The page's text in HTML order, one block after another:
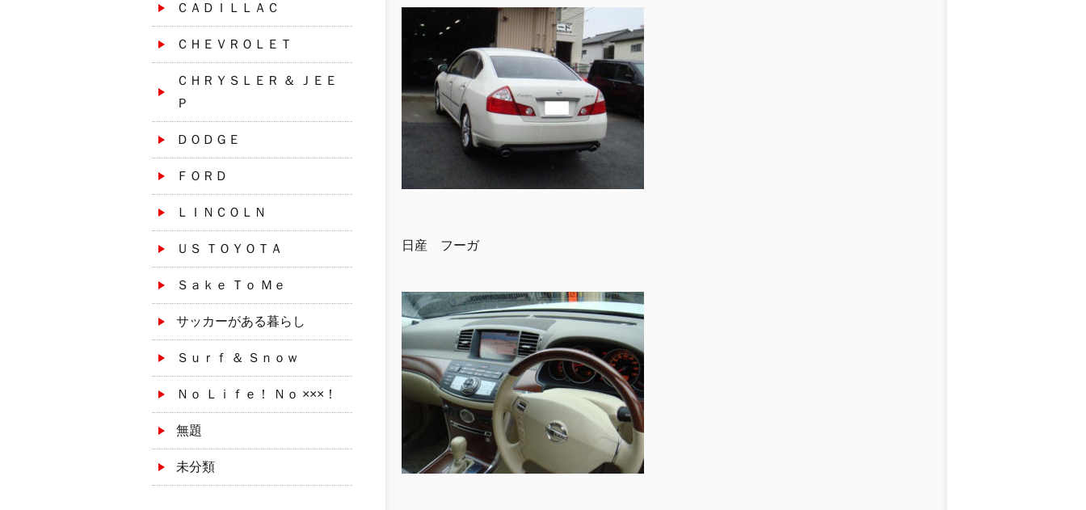
ＣＡＤＩＬＬＡＣ
ＣＨＥＶＲＯＬＥＴ
ＣＨＲＹＳＬＥＲ ＆ ＪＥＥ
Ｐ
ＤＯＤＧＥ
ＦＯＲＤ
ＬＩＮＣＯＬＮ
ＵＳ ＴＯＹＯＴＡ
Ｓａｋｅ Ｔｏ Ｍｅ
サッカーがある暮らし
Ｓｕｒｆ ＆ Ｓｎｏｗ
Ｎｏ Ｌｉｆｅ！ Ｎｏ ×××！
無題
未分類
日産 フーガ